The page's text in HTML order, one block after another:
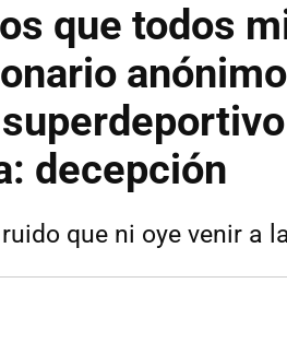
que todos
decepción
que ni oye venir a